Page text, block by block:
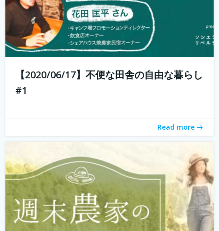
【2020/06/17】不便な田舎の自由な暮らし
#1
Read more
週末農業とは、サラリーマンやOLなど本業を持っている人
が、週末だけ農業をすることです。 仕事を持っていても気
軽に農業体験ができます。 週末農業のメリットは、採れた
ての野菜を食べられること、そして心と体が自然に癒され